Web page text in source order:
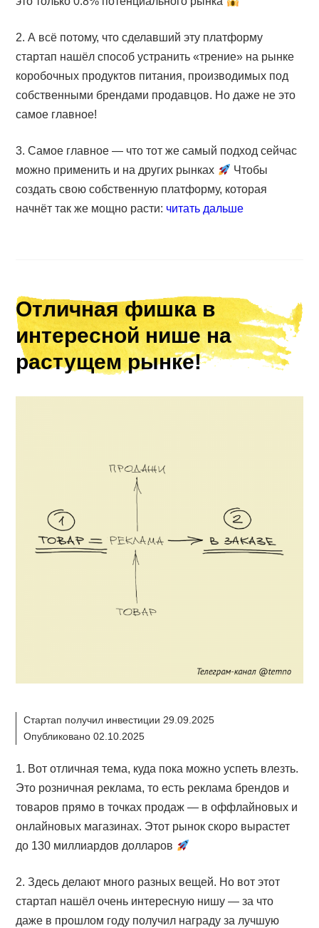
2. А всё потому, что сделавший эту платформу
стартап нашёл способ устранить «трение» на рынке
коробочных продуктов питания, производимых под
собственными брендами продавцов. Но даже не это
самое главное!
3. Самое главное — что тот же самый подход сейчас
можно применить и на других рынках
Чтобы
создать свою собственную платформу, которая
начнёт так же мощно расти: читать дальше
Отличная фишка в
интересной нише на
растущем рынке!
Стартап получил инвестиции 29.09.2025
Опубликовано 02.10.2025
1. Вот отличная тема, куда пока можно успеть влезть.
Это розничная реклама, то есть реклама брендов и
товаров прямо в точках продаж — в оффлайновых и
онлайновых магазинах. Этот рынок скоро вырастет
до 130 миллиардов долларов
2. Здесь делают много разных вещей. Но вот этот
стартап нашёл очень интересную нишу — за что
даже в прошлом году получил награду за лучшую